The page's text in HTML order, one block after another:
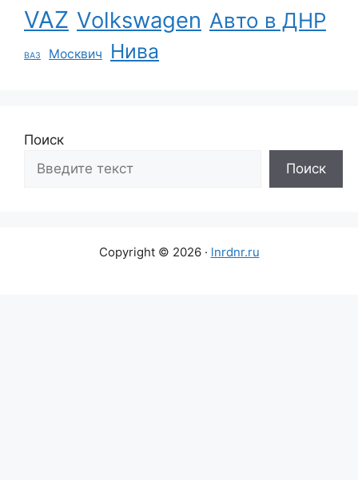
VAZ Volkswagen Авто в ДНР
ВАЗ Москвич Нива
Поиск
Поиск
Copyright © 2026 · lnrdnr.ru